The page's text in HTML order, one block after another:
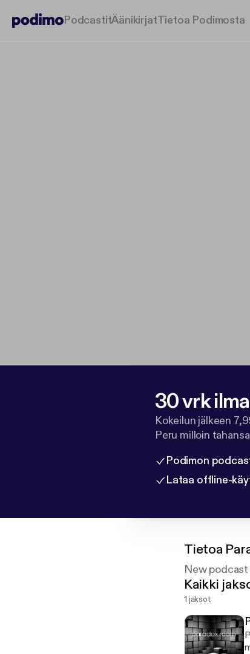
PodcastitÄänikirjatTietoa Podimosta
30 vrk
Kokeilun jälkeen
Peru milloin
Podimon
Lataa offline-
Tietoa
New
Kaikki
1 jaksot